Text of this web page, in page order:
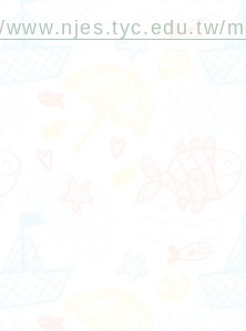
www.njes.tyc.edu.tw/